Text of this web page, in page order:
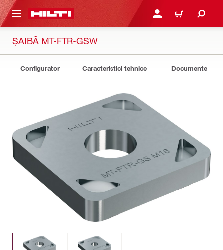
CONTENT CONECTARE SAU
COȘ
ȘAIBĂ MT-FTR-GSW
Configurator Caracteristici tehnice Documente